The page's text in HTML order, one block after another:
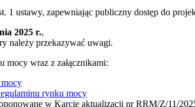
1 ustawy, zapewniając publiczny dostęp do
2025 r.,
należy przekazywać uwagi.
wraz z załącznikami:
rynku mocy
w Karcie aktualizacji nr RRM/Z/11/